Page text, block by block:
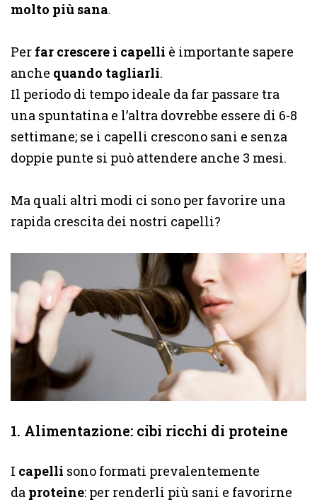
molto più sana.
Per far crescere i capelli è importante sapere
anche quando tagliarli.
Il periodo di tempo ideale da far passare tra
una spuntatina e l’altra dovrebbe essere di 6-8
settimane; se i capelli crescono sani e senza
doppie punte si può attendere anche 3 mesi.
Ma quali altri modi ci sono per favorire una
rapida crescita dei nostri capelli?
1. Alimentazione: cibi ricchi di proteine
I capelli sono formati prevalentemente
da proteine: per renderli più sani e favorirne